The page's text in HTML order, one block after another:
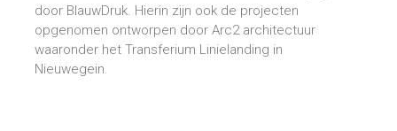
door BlauwDruk. Hierin zijn ook de projecten
opgenomen ontworpen door Arc2 architectuur
waaronder het Transferium Linielanding in
Nieuwegein.